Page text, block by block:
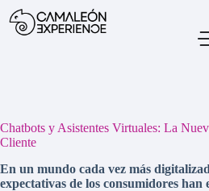
Chatbots y Asistentes Virtuales: La
Cliente
En un mundo cada vez más
expectativas de los consumidores han